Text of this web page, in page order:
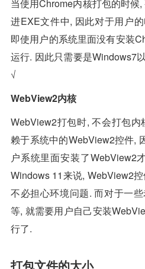
当使用Chrome内核打包的时候
进EXE文件中, 因此对于用户
即使用户的系统里面没有安装
运行. 因此只需要是Windows7
√
WebView2内核
WebView2打包时, 不会打包
赖于系统中的WebView2控件,
户系统里面安装了WebView2
Windows 11来说, WebView2
不必担心环境问题. 而对于一
等, 就需要用户自己安装
行了.
打包文件的大小